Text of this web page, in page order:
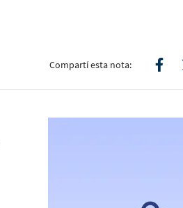
Compartí esta nota: